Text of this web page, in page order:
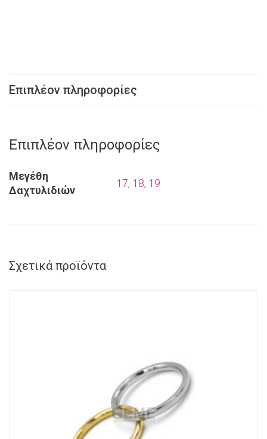
Επιπλέον πληροφορίες
Επιπλέον πληροφορίες
Μεγέθη
Δαχτυλιδιών
17, 18, 19
Σχετικά προϊόντα